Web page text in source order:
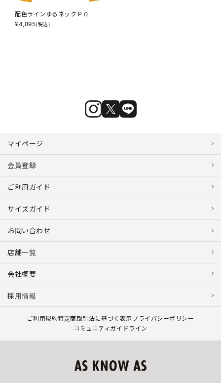
配色ラインゆるネックＰＯ
¥4,895(税込)
マイページ
会員登録
ご利用ガイド
サイズガイド
お問い合わせ
店舗一覧
会社概要
採用情報
ご利用規約特定商取引法に基づく表示プライバシーポリシー
コミュニティガイドライン